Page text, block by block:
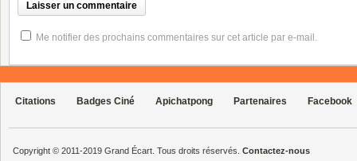
Me notifier des prochains commentaires sur cet article par e-mail.
Citations Badges Ciné Apichatpong Partenaires Facebook
Copyright © 2011-2019 Grand Écart. Tous droits réservés. Contactez-nous